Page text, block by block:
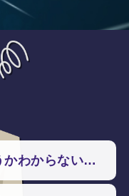
かわからない…